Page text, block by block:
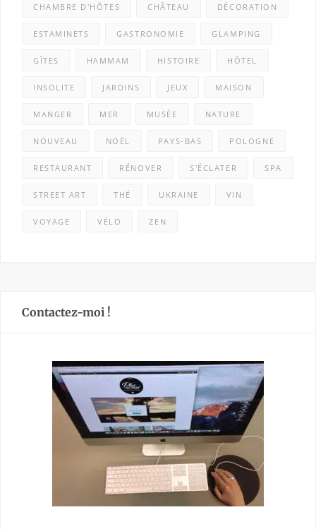
CHAMBRE D'HÔTES CHÂTEAU DÉCORATION
ESTAMINETS GASTRONOMIE GLAMPING
GÎTES HAMMAM HISTOIRE HÔTEL
INSOLITE JARDINS JEUX MAISON
MANGER MER MUSÉE NATURE
NOUVEAU NOËL PAYS-BAS POLOGNE
RESTAURANT RÉNOVER S'ÉCLATER SPA
STREET ART THÉ UKRAINE VIN
VOYAGE VÉLO ZEN
Contactez-moi !